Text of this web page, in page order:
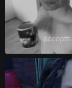
acceptti